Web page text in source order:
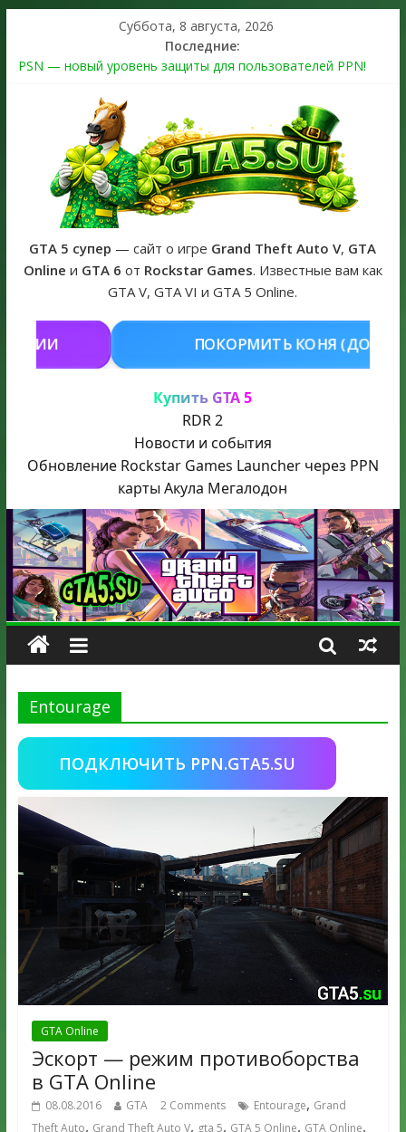
Суббота, 8 августа, 2026
Последние:
PSN — новый уровень защиты для пользователей PPN!
The Kortz Center Heist выйдет в GTA Online уже 14 июля
Регистрация в Rockstar Games Social Club ошибка #1.500.7:
как зарегистрировать аккаунт и войти без проблем в 2026
Получайте особые награды в GTA Online по программе
Fine Art Collector
GTA 6 официальная обложка игры и Предзаказ Grand Theft
Auto VI
GTA 5 супер — сайт о игре Grand Theft Auto V, GTA
Online и GTA 6 от Rockstar Games. Известные вам как
GTA V, GTA VI и GTA 5 Online.
КОНЯ (ДОНАТ) КУПИТЬ
Купить GTA 5
RDR 2
Новости и события
Обновление Rockstar Games Launcher через PPN
карты Акула Мегалодон
Entourage
ПОДКЛЮЧИТЬ PPN.GTA5.SU
GTA Online
Эскорт — режим противоборства
в GTA Online
08.08.2016 GTA 2 Comments Entourage, Grand
Theft Auto, Grand Theft Auto V, gta 5, GTA 5 Online, GTA Online,